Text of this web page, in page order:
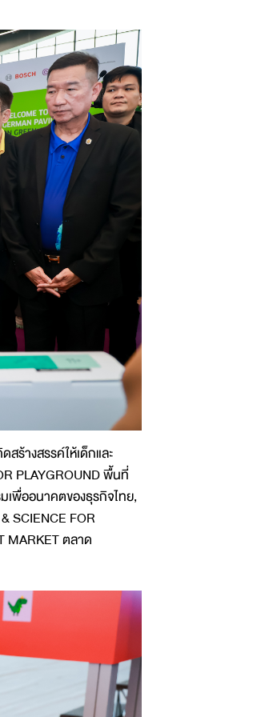
ร้างสรรค์ให้เด็กและ
PLAYGROUND พื้นที่
เพื่ออนาคตของธุรกิจไทย,
SCIENCE FOR
MARKET ตลาด